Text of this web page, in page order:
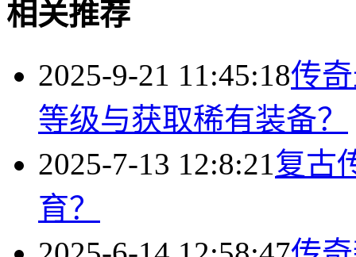
相关推荐
2025-9-21 11:45:18传
等级与获取稀有装备？
2025-7-13 12:8:21复古
育？